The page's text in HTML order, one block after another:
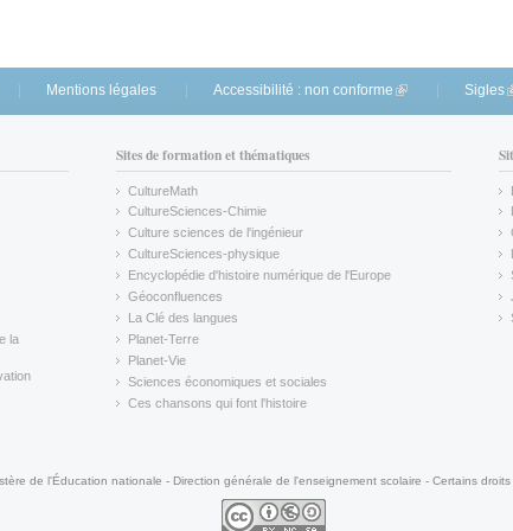
Mentions légales Accessibilité : non conforme (link is external)
Sigles
la
Sites de formation et thématiques
CultureMath
(link is external)
CultureSciences-Chimie
(link is external)
Culture sciences de l'ingénieur
CultureSciences-physique
(link is external)
Encyclopédie d'histoire numérique de l'Europe
(link is external)
Géoconfluences
(link is external)
La Clé des langues
(link is external)
Planet-Terre
(link is external)
Planet-Vie
(link is external)
Sciences économiques et sociales
(link is external)
Ces chansons qui font l'histoire
de l'Éducation nationale - Direction générale de l'enseignement scolaire - Certains droits